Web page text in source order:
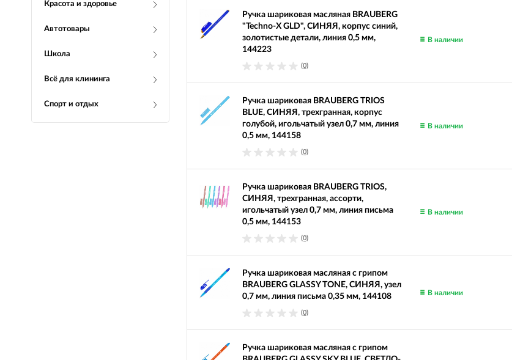
Красота и здоровье
Автотовары
Школа
Всё для клининга
Спорт и отдых
Ручка шариковая масляная BRAUBERG
"Techno-X GLD", СИНЯЯ, корпус синий,
золотистые детали, линия 0,5 мм,
144223
(0)
В наличии
Ручка шариковая BRAUBERG TRIOS
BLUE, СИНЯЯ, трехгранная, корпус
голубой, игольчатый узел 0,7 мм, линия
0,5 мм, 144158
(0)
В наличии
Ручка шариковая BRAUBERG TRIOS,
СИНЯЯ, трехгранная, ассорти,
игольчатый узел 0,7 мм, линия письма
0,5 мм, 144153
(0)
В наличии
Ручка шариковая масляная с грипом
BRAUBERG GLASSY TONE, СИНЯЯ, узел
0,7 мм, линия письма 0,35 мм, 144108
(0)
В наличии
Ручка шариковая масляная с грипом